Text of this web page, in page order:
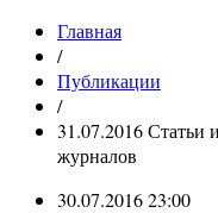
Главная
/
Публикации
/
31.07.2016 Статьи
журналов
30.07.2016 23:00